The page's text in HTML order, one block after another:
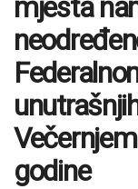
mjesta
godine